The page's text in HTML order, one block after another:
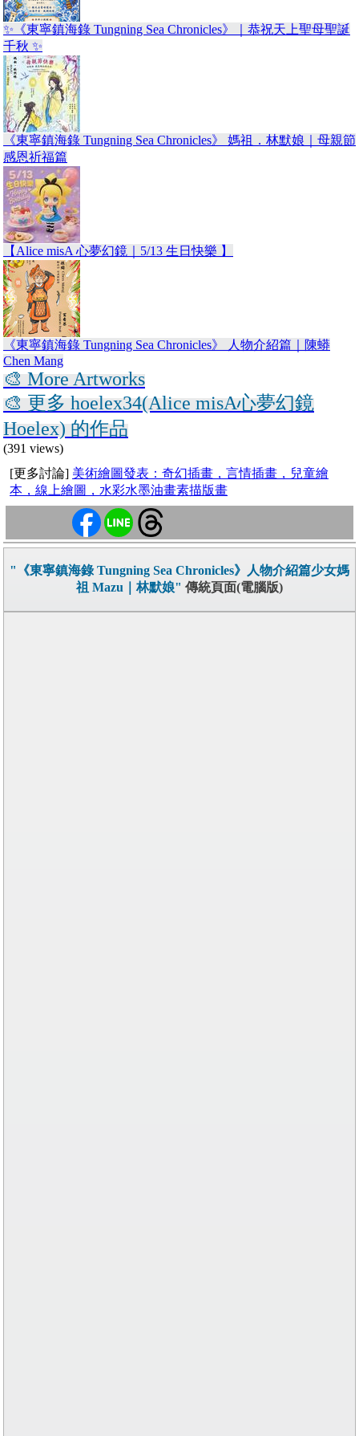
✨《東寧鎮海錄 Tungning Sea Chronicles》｜恭祝天上聖母聖誕
千秋 ✨
《東寧鎮海錄 Tungning Sea Chronicles》 媽祖．林默娘｜母親節
感恩祈福篇
【Alice misA 心夢幻鏡｜5/13 生日快樂 】
《東寧鎮海錄 Tungning Sea Chronicles》 人物介紹篇｜陳蟒
Chen Mang
🎨 More Artworks
🎨 更多 hoelex34(Alice misA心夢幻鏡
Hoelex) 的作品
(391 views)
[更多討論] 美術繪圖發表：奇幻插畫，言情插畫，兒童繪
本，線上繪圖，水彩水墨油畫素描版畫
"《東寧鎮海錄 Tungning Sea Chronicles》人物介紹篇少女媽
祖 Mazu｜林默娘" 傳統頁面(電腦版)